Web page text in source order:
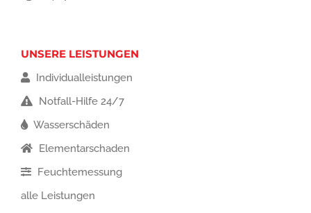
UNSERE LEISTUNGEN
Individualleistungen
Notfall-Hilfe 24/7
Wasserschäden
Elementarschaden
Feuchtemessung
alle Leistungen